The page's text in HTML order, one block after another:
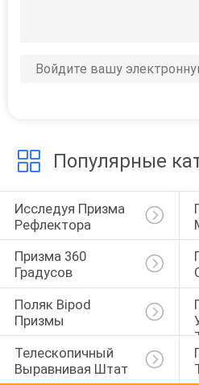
Полный
Полный
станции
Популярные
Исследуя Призма
Рефлектора
Призма 360
Градусов
Поляк Bipod
Призмы
Телескопичный
Выравнивая Штат